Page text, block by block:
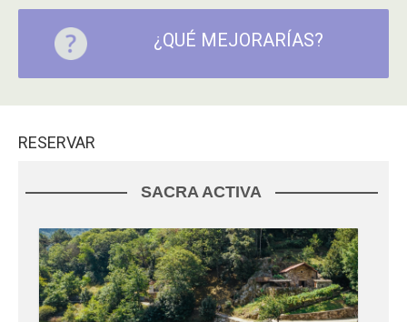
¿QUÉ MEJORARÍAS?
RESERVAR
SACRA ACTIVA
MIÑO + BODEGA ECOSACRA
SACRA ACTIVA SL
- Saviñao (O) (Lugo)
Actividades
Esta experiencia conjuga el paseo en barco y la visita a la
bodega Ecosacra, la cual, está a la orilla del Rio Miño, en el